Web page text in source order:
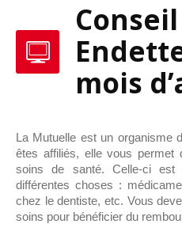
Conseil
mois
La Mutuelle est un organisme
êtes affiliés, elle vous permet
soins de santé. Celle-ci est
différentes choses :
chez le dentiste, etc. Vous
soins pour bénéficier du